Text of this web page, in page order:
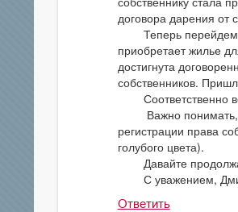
договора дарения от
Теперь перейдем
приобретает жилье
достигнута
собственников.
Соответственно
Важно понимать,
регистрации права
голубого цвета).
Давайте
С уважением,
Ответить